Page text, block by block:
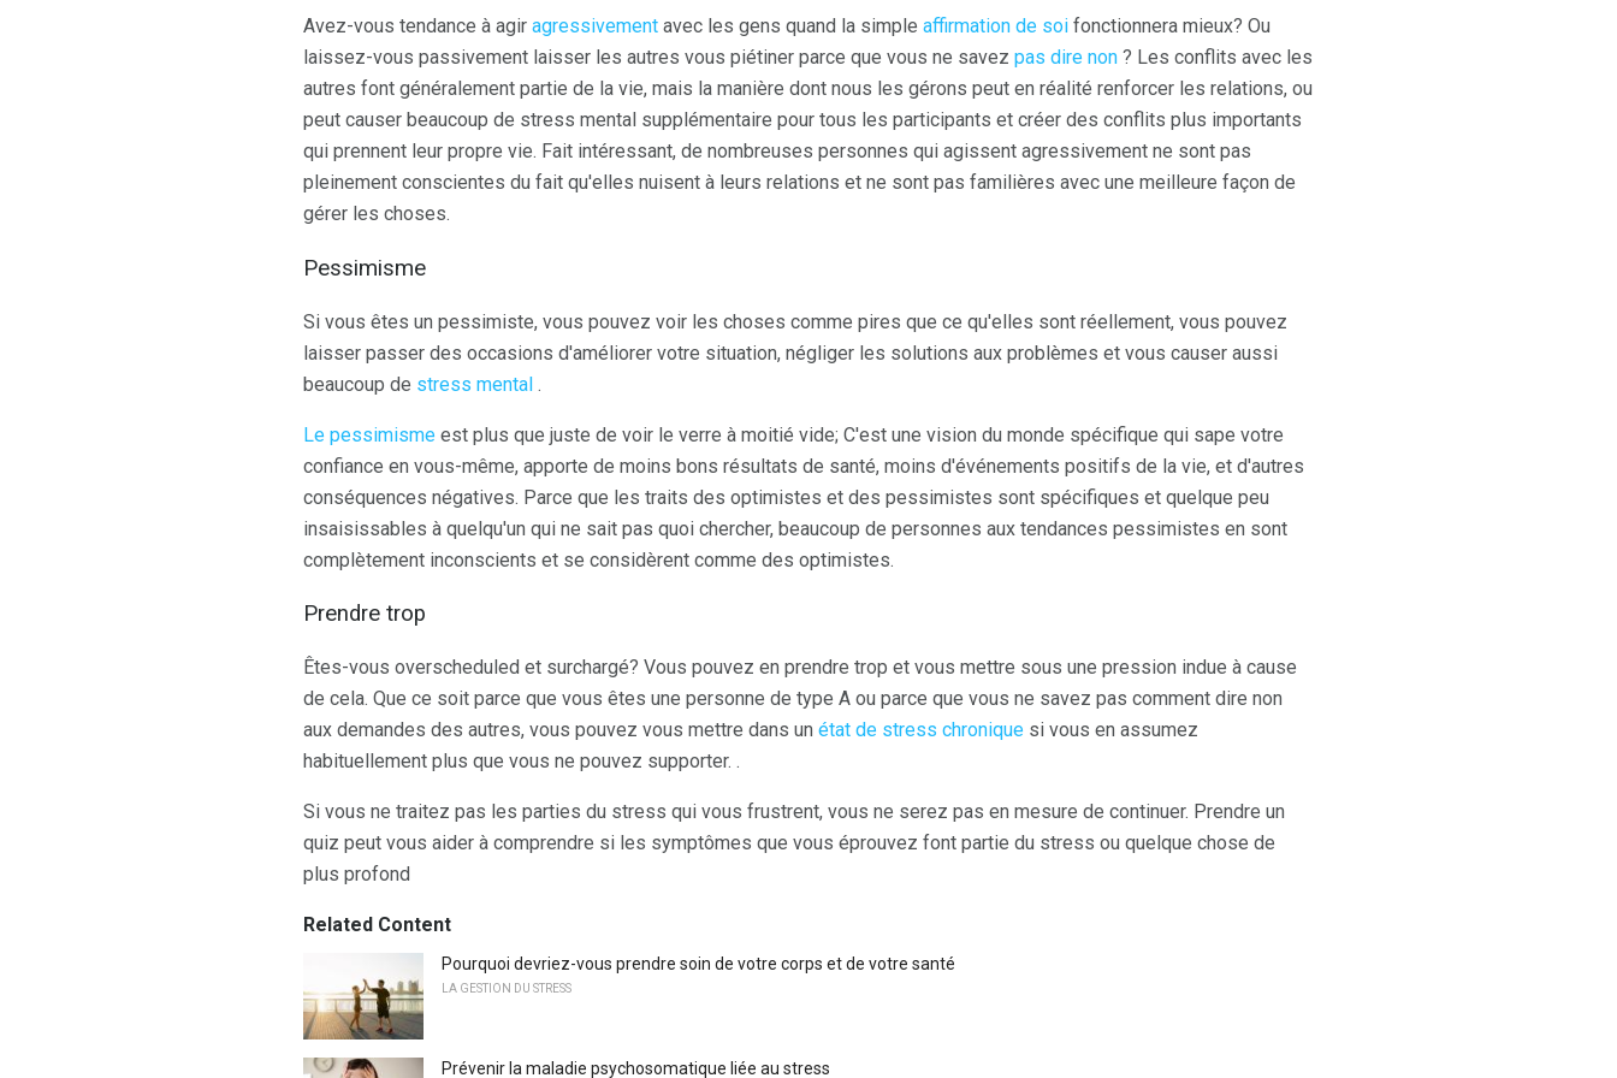
Avez-vous tendance à agir agressivement avec les gens quand la simple affirmation de soi fonctionnera mieux? Ou
laissez-vous passivement laisser les autres vous piétiner parce que vous ne savez pas dire non ? Les conflits avec les
autres font généralement partie de la vie, mais la manière dont nous les gérons peut en réalité renforcer les relations, ou
peut causer beaucoup de stress mental supplémentaire pour tous les participants et créer des conflits plus importants
qui prennent leur propre vie. Fait intéressant, de nombreuses personnes qui agissent agressivement ne sont pas
pleinement conscientes du fait qu'elles nuisent à leurs relations et ne sont pas familières avec une meilleure façon de
gérer les choses.
Pessimisme
Si vous êtes un pessimiste, vous pouvez voir les choses comme pires que ce qu'elles sont réellement, vous pouvez
laisser passer des occasions d'améliorer votre situation, négliger les solutions aux problèmes et vous causer aussi
beaucoup de stress mental .
Le pessimisme est plus que juste de voir le verre à moitié vide; C'est une vision du monde spécifique qui sape votre
confiance en vous-même, apporte de moins bons résultats de santé, moins d'événements positifs de la vie, et d'autres
conséquences négatives. Parce que les traits des optimistes et des pessimistes sont spécifiques et quelque peu
insaisissables à quelqu'un qui ne sait pas quoi chercher, beaucoup de personnes aux tendances pessimistes en sont
complètement inconscients et se considèrent comme des optimistes.
Prendre trop
Êtes-vous overscheduled et surchargé? Vous pouvez en prendre trop et vous mettre sous une pression indue à cause
de cela. Que ce soit parce que vous êtes une personne de type A ou parce que vous ne savez pas comment dire non
aux demandes des autres, vous pouvez vous mettre dans un état de stress chronique si vous en assumez
habituellement plus que vous ne pouvez supporter. .
Si vous ne traitez pas les parties du stress qui vous frustrent, vous ne serez pas en mesure de continuer. Prendre un
quiz peut vous aider à comprendre si les symptômes que vous éprouvez font partie du stress ou quelque chose de
plus profond
Related Content
Pourquoi devriez-vous prendre soin de votre corps et de votre santé
LA GESTION DU STRESS
Prévenir la maladie psychosomatique liée au stress